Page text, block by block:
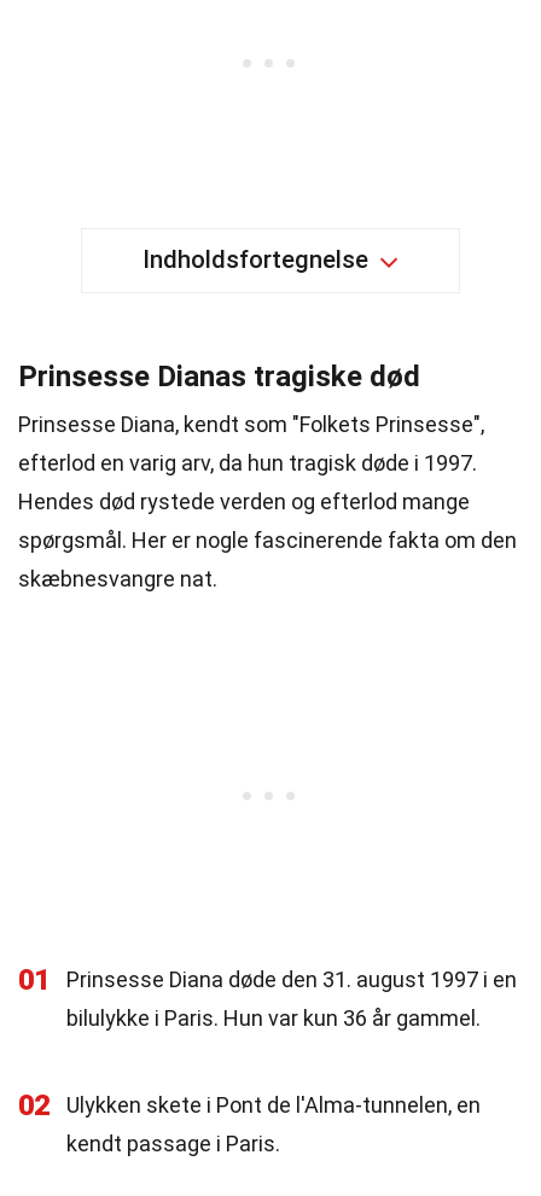
Indholdsfortegnelse
Prinsesse Dianas tragiske død
Prinsesse Diana, kendt som "Folkets Prinsesse",
efterlod en varig arv, da hun tragisk døde i 1997.
Hendes død rystede verden og efterlod mange
spørgsmål. Her er nogle fascinerende fakta om den
skæbnesvangre nat.
01
Prinsesse Diana døde den 31. august 1997 i en
bilulykke i Paris. Hun var kun 36 år gammel.
02
Ulykken skete i Pont de l'Alma-tunnelen, en
kendt passage i Paris.